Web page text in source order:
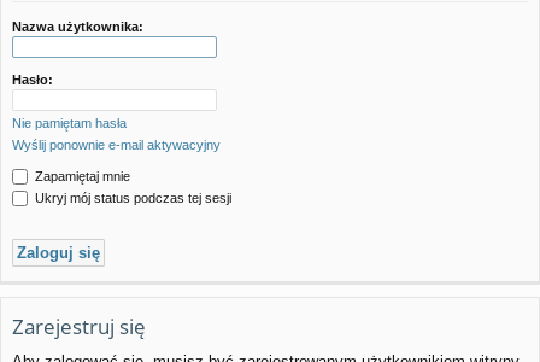
Nazwa użytkownika:
Hasło:
Nie pamiętam hasła
Wyślij ponownie e-mail aktywacyjny
Zapamiętaj mnie
Ukryj mój status podczas tej sesji
Zarejestruj się